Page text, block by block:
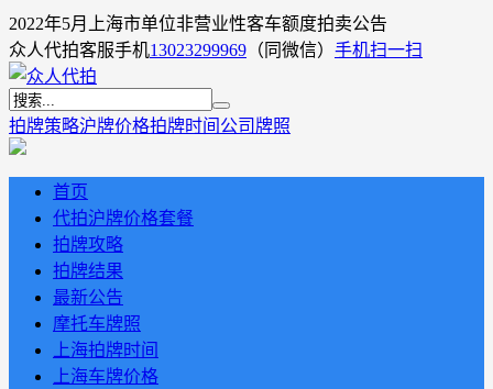
2022年5月上海市单位非营业性客车额度拍卖公告
众人代拍客服手机13023299969 （同微信） 手机扫一扫
拍牌策略沪牌价格拍牌时间 公司牌照
首页
代拍沪牌价格套餐
拍牌攻略
拍牌结果
最新公告
摩托车牌照
上海拍牌时间
上海车牌价格